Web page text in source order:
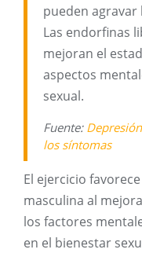
pueden
Las endorfinas
mejoran el
aspectos
sexual.
Fuente:
los síntomas
El ejercicio
masculina al
los factores
en el bienestar